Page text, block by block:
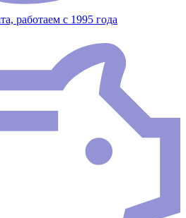
работаем с 1995 года